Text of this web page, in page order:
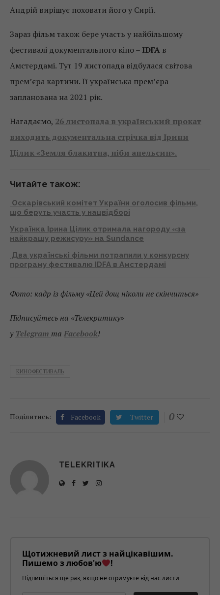
Андрій вирішує поховати його у Сирії.
Зараз фільм також бере участь у найбільшому
фестивалі документального кіно – IDFA в
Амстердамі. Тут 19 листопада відбулася світова
прем’єра картини. Її українська прем’єра
запланована на 2021 рік.
Нагадаємо, 26 листопада в український прокат
виходить документальна стрічка від Ірини
Цілик «Земля блакитна, ніби апельсин».
Читайте також:
Оскарівський комітет України оголосив фільми,
що беруть участь у нацвідборі
Українка Ірина Цілик отримала нагороду «за
найкращу режисуру» на Sundance
Два українські фільми потрапили у конкурсну
програму фестивалю IDFA в Амстердамі
Фото: кадр із фільму «Цей дощ ніколи не скінчиться»
Підписуйтесь на «Телекритику»
у Telegram та Facebook!
КИНОФЕСТИВАЛЬ
Поділитись: Facebook Twitter 0
TELEKRITIKA
Щотижневий лист з найцікавішим.
Пишемо з любов'ю
!
Підпишіться ще раз, якщо не отримуєте від нас листи